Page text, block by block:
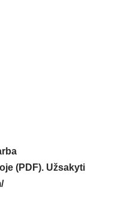
(PDF). Užsakyti